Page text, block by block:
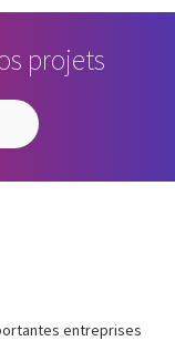
projets
entreprises